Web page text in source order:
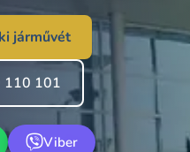
járművét
110 101
Viber